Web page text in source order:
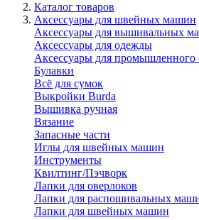
Каталог товаров
Аксессуары для швейных машин
Аксессуары для вышивальных
Аксессуары для одежды
Аксессуары для промышленного
Булавки
Всё для сумок
Выкройки Burda
Вышивка ручная
Вязание
Запасные части
Иглы для швейных машин
Инструменты
Квилтинг/Пэчворк
Лапки для оверлоков
Лапки для распошивальных
Лапки для швейных машин